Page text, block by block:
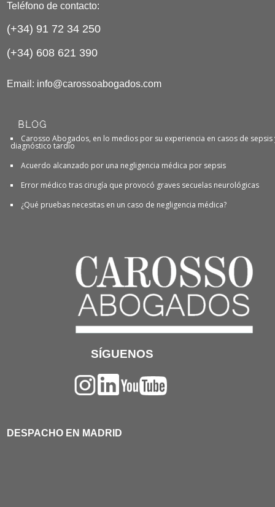
Teléfono de contacto:
(+34) 91 72 34 250
(+34) 608 621 390
Email: info@carossoabogados.com
BLOG
Carosso Abogados, en lo medios por su experiencia en casos de sepsis
diagnóstico tardío
Acuerdo alcanzado por una negligencia médica por sepsis
Error médico tras cirugía que provocó graves secuelas neurológicas
¿Qué pruebas necesitas en un caso de negligencia médica?
SÍGUENOS
DESPACHO EN MADRID